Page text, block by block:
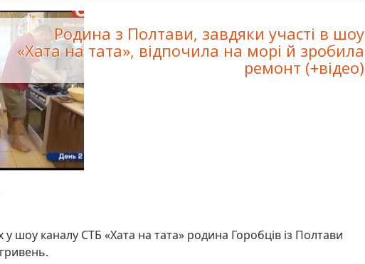
Родина з Полтави, завдяки участі в шоу
«Хата на тата», відпочила на морі й зробила
ремонт (+відео)
шоу каналу СТБ «Хата на тата» родина Горобців із Полтави